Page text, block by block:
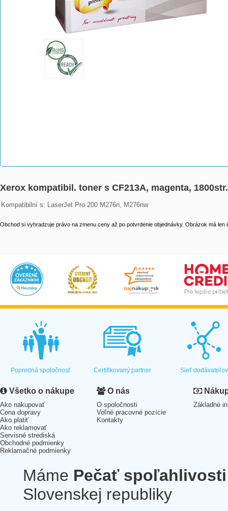
Xerox kompatibil. toner s CF213A, magenta,
Kompatibilní s: LaserJet Pro 200 M276n, M276nw
Obchod si vyhradzuje právo na zmenu ceny až po potvrdenie objednávky. Obrázok má len
Popredná spoločnosť Certifikovaný partner Sieť dodávateľov
Všetko o nákupe
Ako nakupovať
Cena dopravy
Ako platiť
Ako reklamovať
Servisné strediská
Obchodné podmienky
Reklamačné podmienky
O nás
O spoločnosti
Voľné pracovné pozície
Kontakty
Základné
Máme Pečať spoľahlivosti
Slovenskej republiky